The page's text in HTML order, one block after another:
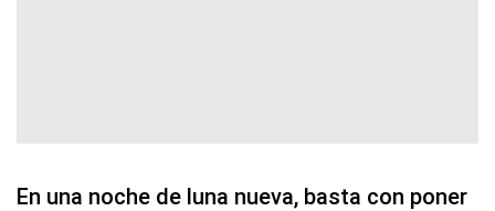
En una noche de luna nueva, basta con poner